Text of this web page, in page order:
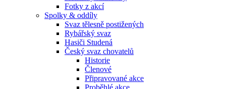
Fotky z akcí
Spolky & oddíly
Svaz tělesně postižených
Rybářský svaz
Hasiči Studená
Český svaz chovatelů
Historie
Členové
Připravované akce
Proběhlé akce